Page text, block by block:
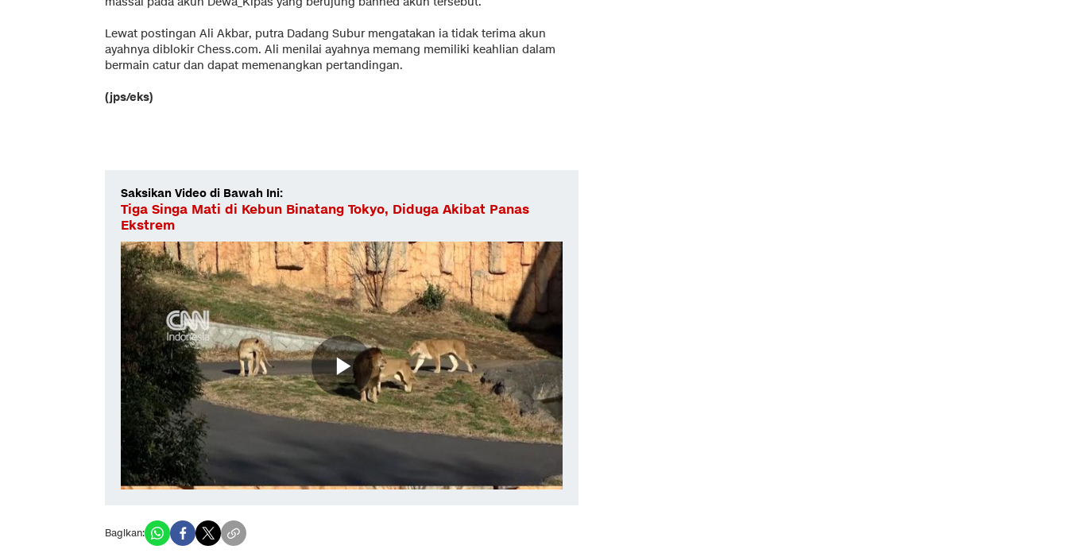
Lewat postingan Ali Akbar, putra Dadang Subur mengatakan ia tidak terima akun
ayahnya diblokir Chess.com. Ali menilai ayahnya memang memiliki keahlian dalam
bermain catur dan dapat memenangkan pertandingan.
(jps/eks)
Saksikan Video di Bawah Ini:
Tiga Singa Mati di Kebun Binatang Tokyo, Diduga Akibat Panas
Ekstrem
Bagikan: